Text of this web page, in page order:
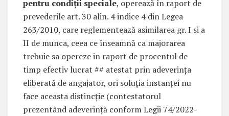
pentru condiţii speciale, operează în raport de
prevederile art. 30 alin. 4 indice 4 din Legea
263/2010, care reglementează asimilarea gr. I si a
II de munca, ceea ce înseamnă ca majorarea
trebuie sa opereze in raport de procentul de
timp efectiv lucrat ## atestat prin adeverinţa
eliberată de angajator, ori soluţia instanţei nu
face aceasta distincţie (contestatorul
prezentând adeverinţă conform Legii 74/2022-